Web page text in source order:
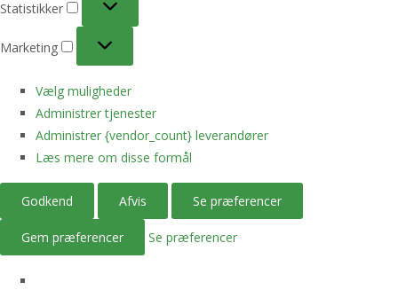
Statistikker
Marketing
Vælg muligheder
Administrer tjenester
Administrer {vendor_count} leverandører
Læs mere om disse formål
Godkend Afvis Se præferencer
Gem præferencer Se præferencer